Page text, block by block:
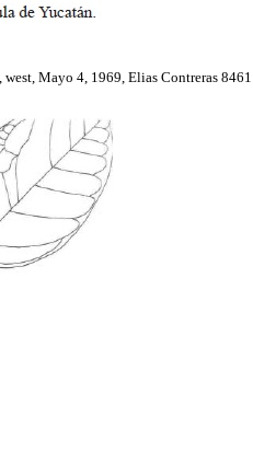
Mayo 4, 1969, Elias Contreras 8461